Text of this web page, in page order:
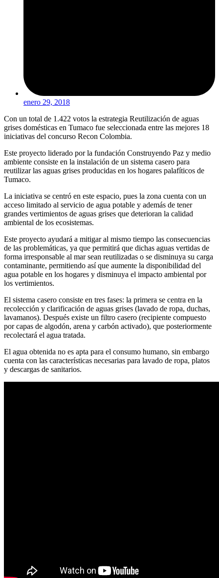
enero 29, 2018
Con un total de 1.422 votos la estrategia Reutilización de aguas
grises domésticas en Tumaco fue seleccionada entre las mejores 18
iniciativas del concurso Recon Colombia.
Este proyecto liderado por la fundación Construyendo Paz y medio
ambiente consiste en la instalación de un sistema casero para
reutilizar las aguas grises producidas en los hogares palafíticos de
Tumaco.
La iniciativa se centró en este espacio, pues la zona cuenta con un
acceso limitado al servicio de agua potable y además de tener
grandes vertimientos de aguas grises que deterioran la calidad
ambiental de los ecosistemas.
Este proyecto ayudará a mitigar al mismo tiempo las consecuencias
de las problemáticas, ya que permitirá que dichas aguas vertidas de
forma irresponsable al mar sean reutilizadas o se disminuya su carga
contaminante, permitiendo así que aumente la disponibilidad del
agua potable en los hogares y disminuya el impacto ambiental por
los vertimientos.
El sistema casero consiste en tres fases: la primera se centra en la
recolección y clarificación de aguas grises (lavado de ropa, duchas,
lavamanos). Después existe un filtro casero (recipiente compuesto
por capas de algodón, arena y carbón activado), que posteriormente
recolectará el agua tratada.
El agua obtenida no es apta para el consumo humano, sin embargo
cuenta con las características necesarias para lavado de ropa, platos
y descargas de sanitarios.